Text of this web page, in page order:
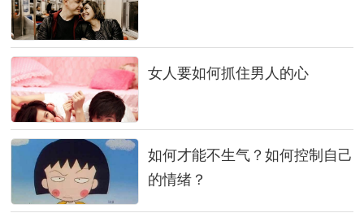
女人要如何抓住男人的心
如何才能不生气？如何控制自己
的情绪？